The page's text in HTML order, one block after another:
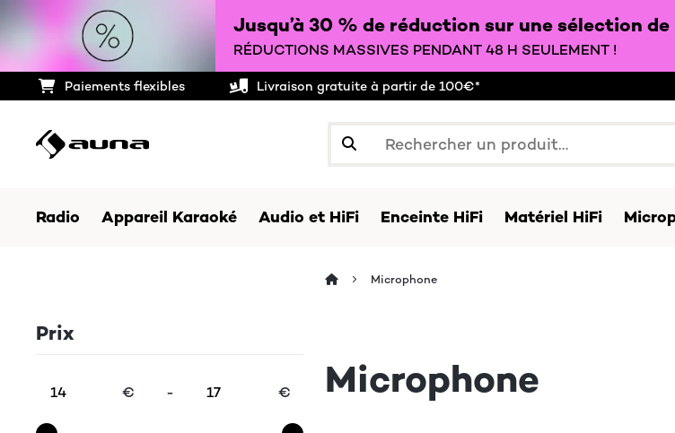
Jusqu’à 30 % de réduction sur une sélection
RÉDUCTIONS MASSIVES PENDANT 48 H SEULEMENT !
Paiements flexibles Livraison gratuite à partir de 100€*
Radio Appareil Karaoké Audio et HiFi Enceinte HiFi Matériel HiFi
Prix
€ - €
Microphone
Microphone